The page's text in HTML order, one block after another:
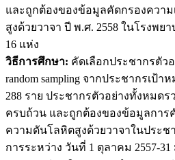
และถูกต้องของข้อมูลคัดกรองควา
สูงด้วยวาจา ปี พ.ศ. 2558 ในโรงพย
16 แห่ง
วิธีการศึกษา: คัดเลือกประชากรตัวอ
random sampling จากประชากรเป้า
288 ราย ประชากรตัวอย่างทั้งหมดร
ครบถ้วน และถูกต้องของข้อมูลการ
ความดันโลหิตสูงด้วยวาจาในประช
การระหว่าง วันที่ 1 ตุลาคม 2557-